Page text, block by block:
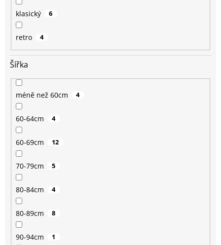
klasický 6
retro 4
Šířka
méně než 60cm 4
60-64cm 4
60-69cm 12
70-79cm 5
80-84cm 4
80-89cm 8
90-94cm 1